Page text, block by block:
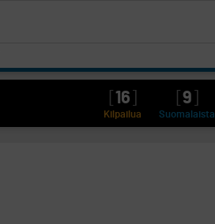
16 9
Kilpailua Suomalaista